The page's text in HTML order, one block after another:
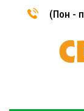
(Пон -